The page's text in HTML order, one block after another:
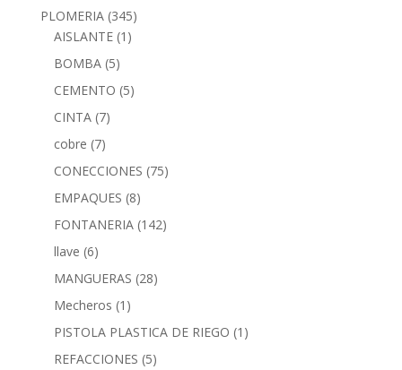
PLOMERIA (345)
AISLANTE (1)
BOMBA (5)
CEMENTO (5)
CINTA (7)
cobre (7)
CONECCIONES (75)
EMPAQUES (8)
FONTANERIA (142)
llave (6)
MANGUERAS (28)
Mecheros (1)
PISTOLA PLASTICA DE RIEGO (1)
REFACCIONES (5)